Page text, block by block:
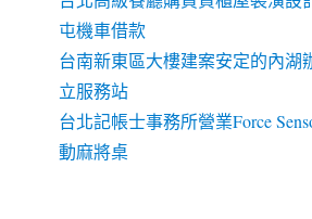
屯機車借款
台南新東區大樓建案安定的內湖
立服務站
台北記帳士事務所營業Force
動麻將桌